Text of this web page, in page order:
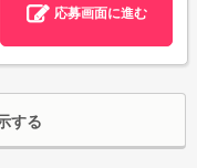
応募画面に進む
する